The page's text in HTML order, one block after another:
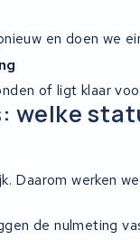
en doen we
of ligt klaar
welke
Daarom werken
de nulmeting